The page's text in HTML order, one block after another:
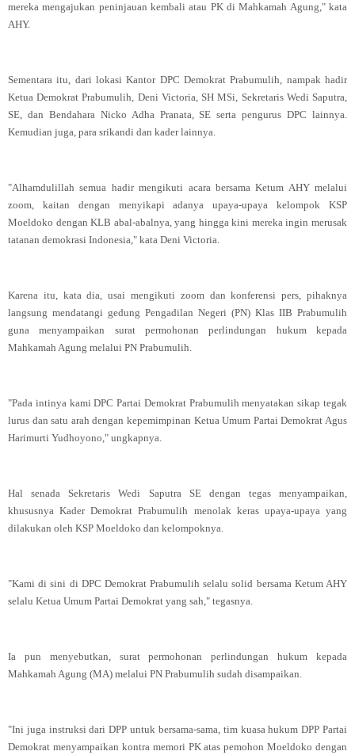
mereka mengajukan peninjauan kembali atau PK di Mahkamah Agung," kata
AHY.
Sementara itu, dari lokasi Kantor DPC Demokrat Prabumulih, nampak hadir
Ketua Demokrat Prabumulih, Deni Victoria, SH MSi, Sekretaris Wedi Saputra,
SE, dan Bendahara Nicko Adha Pranata, SE serta pengurus DPC lainnya.
Kemudian juga, para srikandi dan kader lainnya.
"Alhamdulillah semua hadir mengikuti acara bersama Ketum AHY melalui
zoom, kaitan dengan menyikapi adanya upaya-upaya kelompok KSP
Moeldoko dengan KLB abal-abalnya, yang hingga kini mereka ingin merusak
tatanan demokrasi Indonesia," kata Deni Victoria.
Karena itu, kata dia, usai mengikuti zoom dan konferensi pers, pihaknya
langsung mendatangi gedung Pengadilan Negeri (PN) Klas IIB Prabumulih
guna menyampaikan surat permohonan perlindungan hukum kepada
Mahkamah Agung melalui PN Prabumulih.
"Pada intinya kami DPC Partai Demokrat Prabumulih menyatakan sikap tegak
lurus dan satu arah dengan kepemimpinan Ketua Umum Partai Demokrat Agus
Harimurti Yudhoyono," ungkapnya.
Hal senada Sekretaris Wedi Saputra SE dengan tegas menyampaikan,
khususnya Kader Demokrat Prabumulih menolak keras upaya-upaya yang
dilakukan oleh KSP Moeldoko dan kelompoknya.
"Kami di sini di DPC Demokrat Prabumulih selalu solid bersama Ketum AHY
selalu Ketua Umum Partai Demokrat yang sah," tegasnya.
Ia pun menyebutkan, surat permohonan perlindungan hukum kepada
Mahkamah Agung (MA) melalui PN Prabumulih sudah disampaikan.
"Ini juga instruksi dari DPP untuk bersama-sama, tim kuasa hukum DPP Partai
Demokrat menyampaikan kontra memori PK atas pemohon Moeldoko dengan